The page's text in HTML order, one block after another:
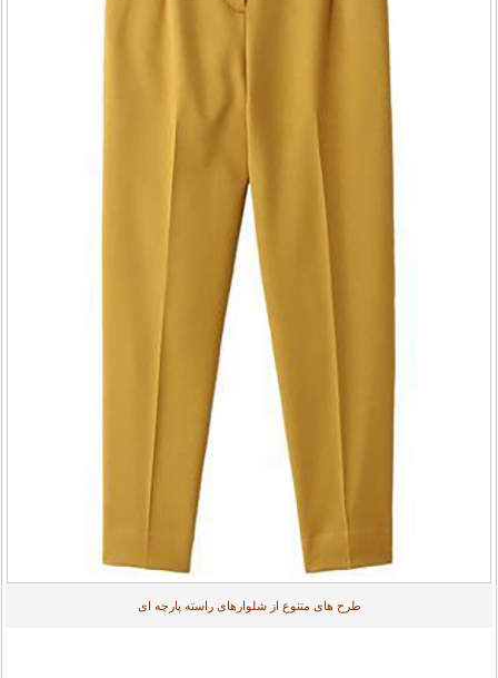
طرح های متنوع از شلوارهای راسته پارچه ای